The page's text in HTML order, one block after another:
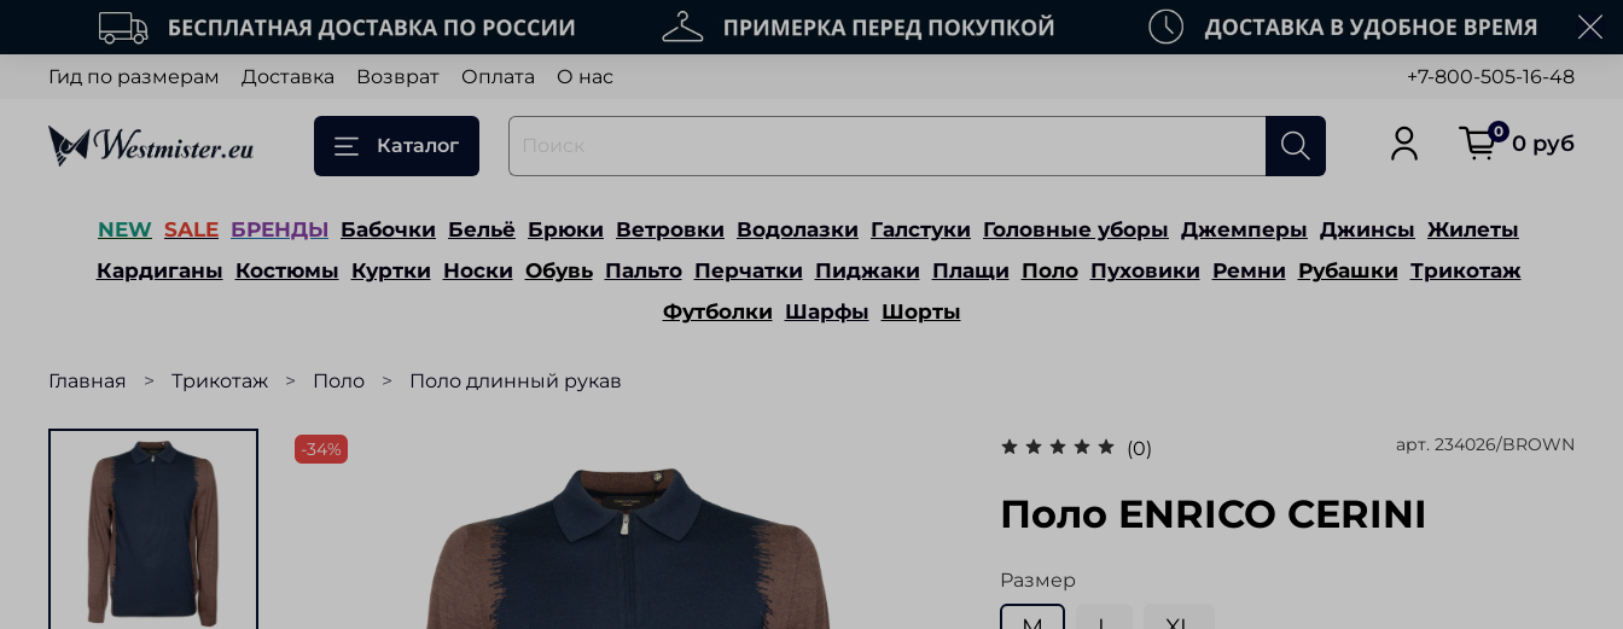
Гид по размерам Доставка Возврат Оплата О нас +7-800-505-16-48
Каталог
0 0 руб
NEW SALE БРЕНДЫ Бабочки Бельё Брюки Ветровки Водолазки Галстуки Головные уборы Джемперы Джинсы Жилеты
Кардиганы Костюмы Куртки Носки Обувь Пальто Перчатки Пиджаки Плащи Поло Пуховики Ремни Рубашки Трикотаж
Футболки Шарфы Шорты
Главная Трикотаж Поло Поло длинный рукав
-34% (0) арт. 234026/BROWN
Поло ENRICO CERINI
Размер